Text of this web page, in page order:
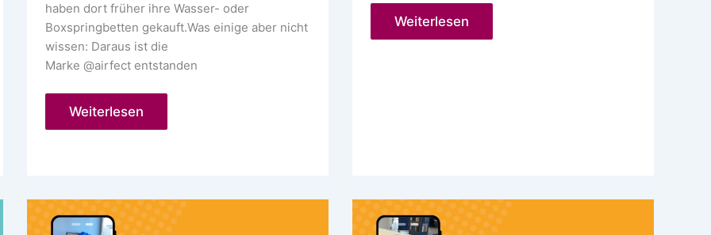
haben dort früher ihre Wasser- oder
Boxspringbetten gekauft.Was einige aber nicht
wissen: Daraus ist die
Marke @airfect entstanden
Wir
bei
airfect!
Weiterlesen
VerbundVolksbank
Weiterlesen